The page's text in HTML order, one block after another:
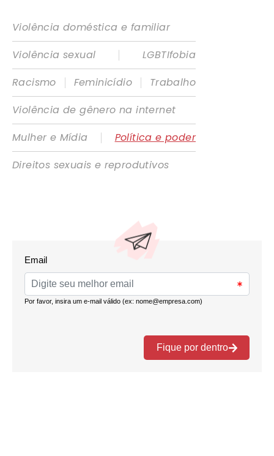
Violência doméstica e familiar
Violência sexual
|
LGBTIfobia
Racismo
| Feminicídio |
Trabalho
Violência de gênero na internet
Mulher e Mídia
|
Política e poder
Direitos sexuais e reprodutivos